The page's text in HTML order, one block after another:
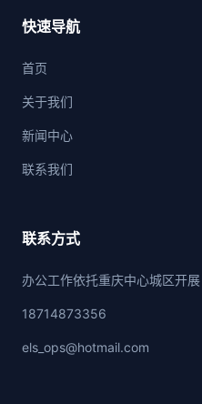
快速导航
首页
关于我们
新闻中心
联系我们
联系方式
办公工作依托重庆中心城区开展
18714873356
els_ops@hotmail.com